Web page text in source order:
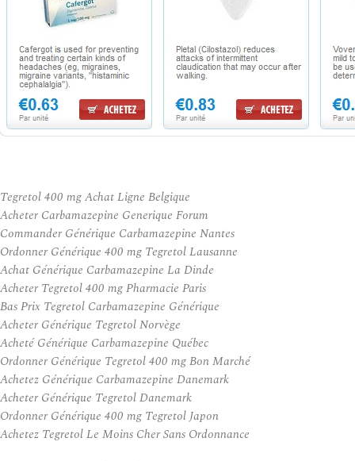
Tegretol 400 mg Achat Ligne Belgique
Acheter Carbamazepine Generique Forum
Commander Générique Carbamazepine Nantes
Ordonner Générique 400 mg Tegretol Lausanne
Achat Générique Carbamazepine La Dinde
Acheter Tegretol 400 mg Pharmacie Paris
Bas Prix Tegretol Carbamazepine Générique
Acheter Générique Tegretol Norvège
Acheté Générique Carbamazepine Québec
Ordonner Générique Tegretol 400 mg Bon Marché
Achetez Générique Carbamazepine Danemark
Acheter Générique Tegretol Danemark
Ordonner Générique 400 mg Tegretol Japon
Achetez Tegretol Le Moins Cher Sans Ordonnance